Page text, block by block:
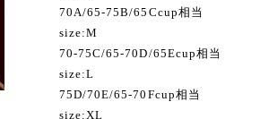
70A/65-75B/65Ccup相当
size:M
70-75C/65-70D/65Ecup相当
size:L
75D/70E/65-70Fcup相当
size:XL